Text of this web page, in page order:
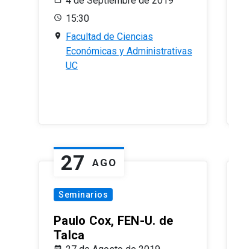
15:30
Facultad de Ciencias
Económicas y Administrativas
UC
27 AGO
Seminarios
Paulo Cox, FEN-U. de
Talca